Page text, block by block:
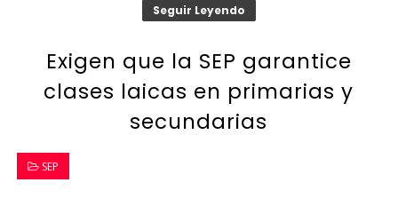
Seguir Leyendo
Exigen que la SEP garantice
clases laicas en primarias y
secundarias
SEP